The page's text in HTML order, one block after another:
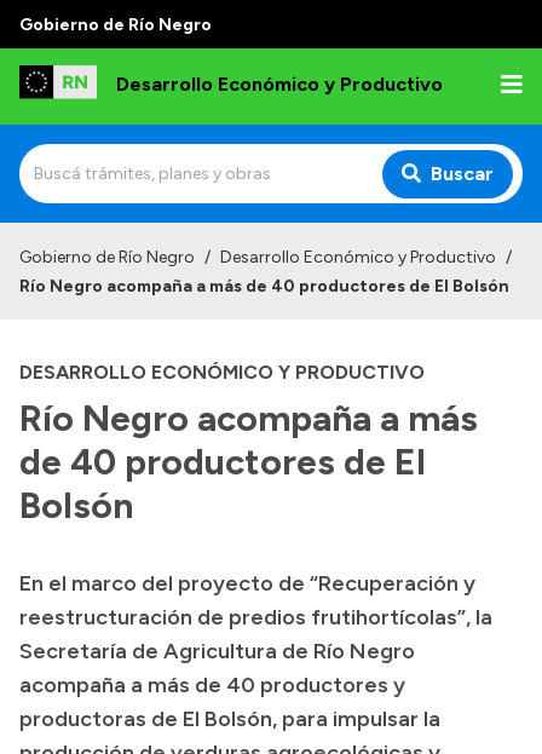
Gobierno de Río Negro
Desarrollo Económico y Productivo
Buscar
Delegaciones
Normativa
Transparencia
Presupuesto
Compras y licitaciones
Consulta de expedientes
Gobierno de Río Negro / Desarrollo Económico y Productivo /
Río Negro acompaña a más de 40 productores de El Bolsón
DESARROLLO ECONÓMICO Y PRODUCTIVO
Río Negro acompaña a más
de 40 productores de El
Bolsón
En el marco del proyecto de “Recuperación y
reestructuración de predios frutihortícolas”, la
Secretaría de Agricultura de Río Negro
acompaña a más de 40 productores y
productoras de El Bolsón, para impulsar la